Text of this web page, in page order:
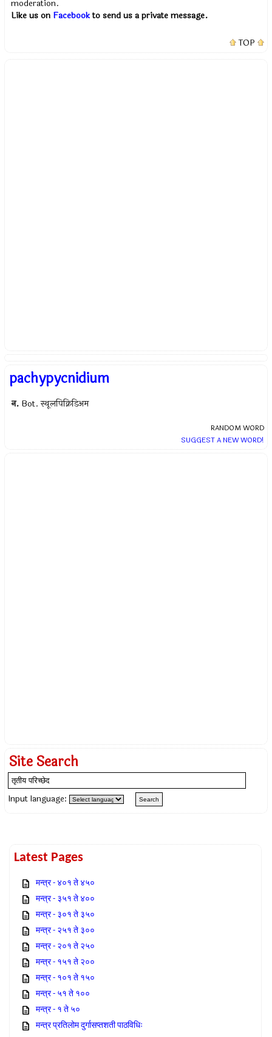
moderation.
Like us on Facebookto send us a private message.
TOP
pachypycnidium
न. Bot. स्थूलपिक्निडिअम
RANDOM WORD
SUGGEST A NEW WORD!
Site Search
Input language:
Latest Pages
मन्त्र - ४०१ ते ४५०
मन्त्र - ३५१ ते ४००
मन्त्र - ३०१ ते ३५०
मन्त्र - २५१ ते ३००
मन्त्र - २०१ ते २५०
मन्त्र - १५१ ते २००
मन्त्र - १०१ ते १५०
मन्त्र - ५१ ते १००
मन्त्र - १ ते ५०
मन्त्र प्रतिलोम दुर्गासप्तशती पाठविधिः